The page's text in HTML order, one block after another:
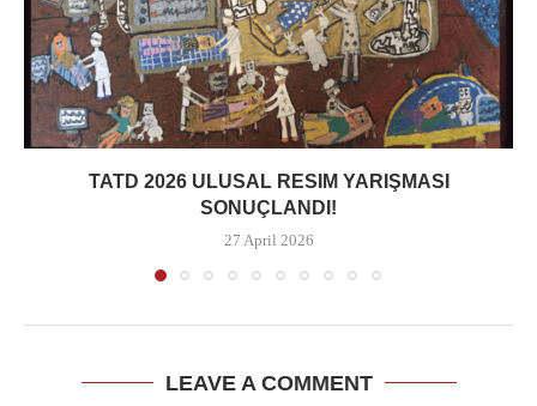
TATD 2026 ULUSAL RESIM YARIŞMASI
SONUÇLANDI!
27 April 2026
LEAVE A COMMENT